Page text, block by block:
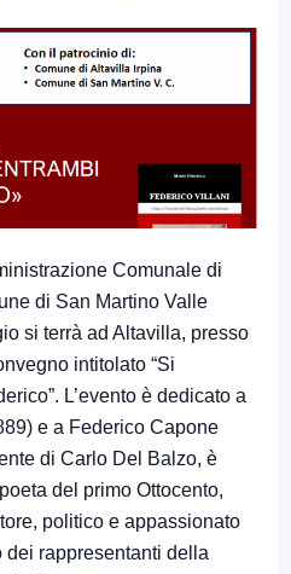
Comunale di
di San Martino Valle
si terrà ad Altavilla, presso
intitolato “Si
L’evento è dedicato a
e a Federico Capone
di Carlo Del Balzo, è
del primo Ottocento,
politico e appassionato
rappresentanti della